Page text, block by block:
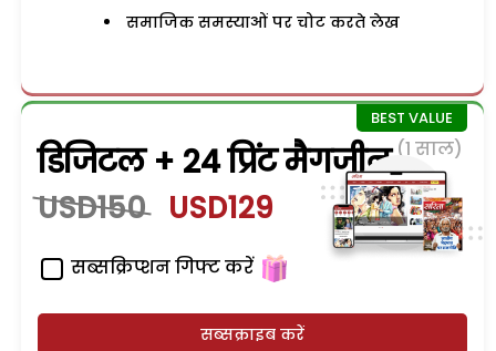
समाजिक समस्याओं पर चोट करते लेख
डिजिटल + 24 प्रिंट मैगजीन (1 साल)
USD150 USD129
सब्सक्रिप्शन गिफ्ट करें
सब्सक्राइब करें